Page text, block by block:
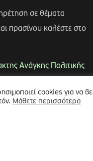
σε θέματα
πρασίνου καλέστε στο
Ανάγκης Πολιτικής
Παναγιώτης
cookies για να
Μάθετε περισσότερα